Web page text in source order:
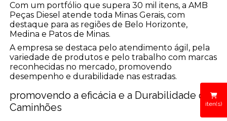
iten(s)
Com um portfólio que supera 30 mil itens, a AMB
Peças Diesel atende toda Minas Gerais, com
destaque para as regiões de Belo Horizonte,
Medina e Patos de Minas.
A empresa se destaca pelo atendimento ágil, pela
variedade de produtos e pelo trabalho com marcas
reconhecidas no mercado, promovendo
desempenho e durabilidade nas estradas.
promovendo a eficácia e a Durabilidade dos
Caminhões